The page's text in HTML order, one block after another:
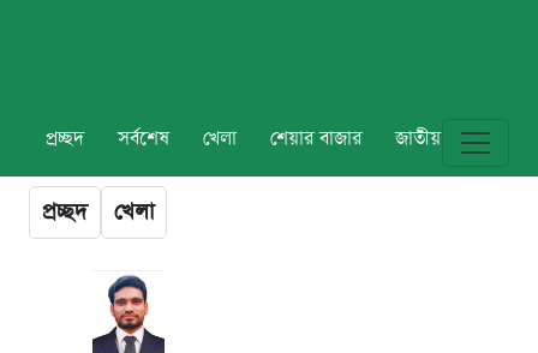
প্রচ্ছদ সর্বশেষ খেলা শেয়ার বাজার জাতীয় বিশ্ব
প্রচ্ছদ খেলা